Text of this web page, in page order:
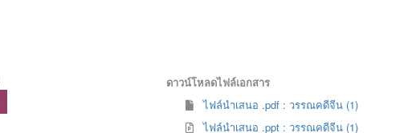
ดาวน์โหลดไฟล์เอกสาร
ไฟล์นำเสนอ .pdf : วรรณคดีจีน (1)
ไฟล์นำเสนอ .ppt : วรรณคดีจีน (1)